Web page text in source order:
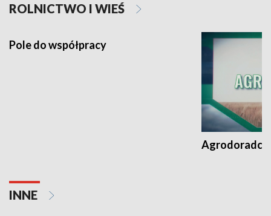
ROLNICTWO I WIEŚ
Pole do współpracy
Agrodoradcy
INNE